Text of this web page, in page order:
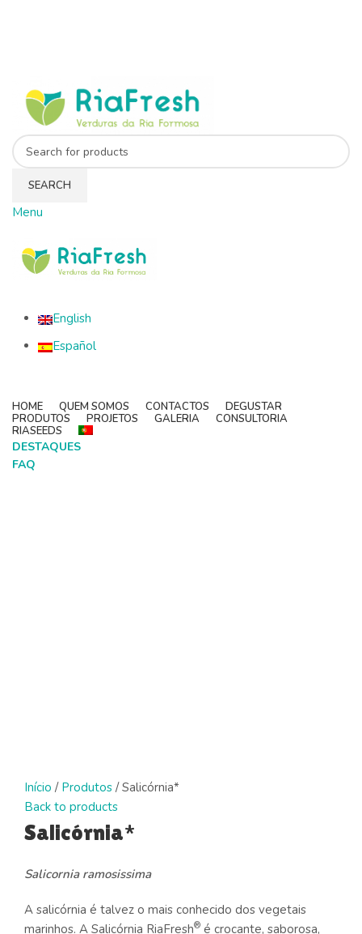
SEARCH
Menu
English
Español
HOME QUEM SOMOS CONTACTOS
DEGUSTAR
PRODUTOS
PROJETOS GALERIA
CONSULTORIA
RIASEEDS
DESTAQUES
FAQ
Início / Produtos /Salicórnia*
Back to products
Salicórnia*
Salicornia ramosissima
A salicórnia é talvez o mais conhecido dos vegetais
marinhos. A Salicórnia RiaFresh® é crocante, saborosa,